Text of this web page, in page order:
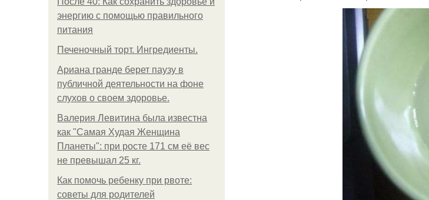
энергию с помощью правильного
питания
Печеночный торт. Ингредиенты.
Ариана гранде берет паузу в
публичной деятельности на фоне
слухов о своем здоровье.
Валерия Левитина была известна
как "Самая Худая Женщина
Планеты": при росте 171 см её вес
не превышал 25 кг.
Как помочь ребенку при рвоте:
советы для родителей